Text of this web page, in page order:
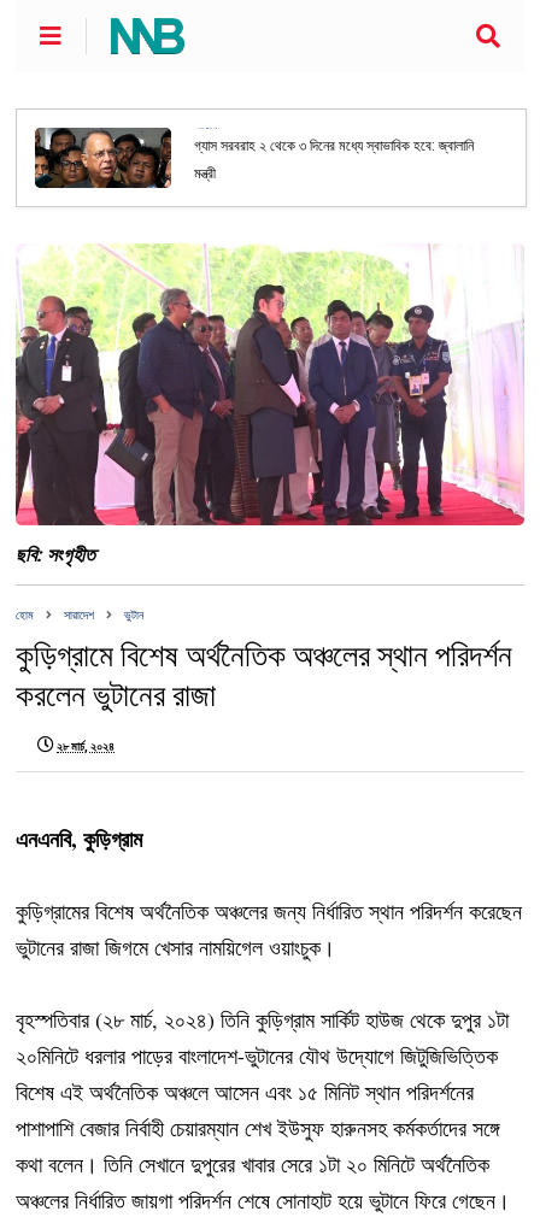
গ্যাস সরবরাহ ২ থেকে ৩ দিনের মধ্যে স্বাভাবিক হবে: জ্বালানি
মন্ত্রী
ছবি: সংগৃহীত
হোম সারাদেশ ভুটান
কুড়িগ্রামে বিশেষ অর্থনৈতিক অঞ্চলের স্থান পরিদর্শন
করলেন ভুটানের রাজা
২৮ মার্চ, ২০২৪
এনএনবি, কুড়িগ্রাম
কুড়িগ্রামের বিশেষ অর্থনৈতিক অঞ্চলের জন্য নির্ধারিত স্থান পরিদর্শন করেছেন
ভুটানের রাজা জিগমে খেসার নাময়িগেল ওয়াংচুক।
বৃহস্পতিবার (২৮ মার্চ, ২০২৪) তিনি কুড়িগ্রাম সার্কিট হাউজ থেকে দুপুর ১টা
২০মিনিটে ধরলার পাড়ের বাংলাদেশ-ভুটানের যৌথ উদ্যোগে জিটুজিভিত্তিক
বিশেষ এই অর্থনৈতিক অঞ্চলে আসেন এবং ১৫ মিনিট স্থান পরিদর্শনের
পাশাপাশি বেজার নির্বাহী চেয়ারম্যান শেখ ইউসুফ হারুনসহ কর্মকর্তাদের সঙ্গে
কথা বলেন। তিনি সেখানে দুপুরের খাবার সেরে ১টা ২০ মিনিটে অর্থনৈতিক
অঞ্চলের নির্ধারিত জায়গা পরিদর্শন শেষে সোনাহাট হয়ে ভুটানে ফিরে গেছেন।